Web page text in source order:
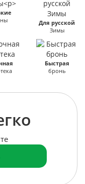
Для русской
Зимы
Быстрая
бронь